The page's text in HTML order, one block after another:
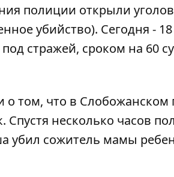
полиции открыли
убийство). Сегодня -
стражей, сроком на 60
о том, что в Слобожанском
. Спустя несколько часов
убил сожитель мамы